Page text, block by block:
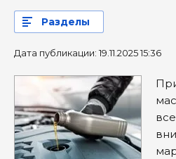
Разделы
Дата публикации: 19.11.2025 15:36